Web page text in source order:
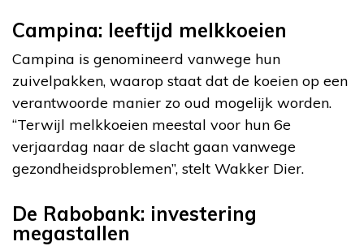
Campina: leeftijd melkkoeien
Campina is genomineerd vanwege hun
zuivelpakken, waarop staat dat de koeien op een
verantwoorde manier zo oud mogelijk worden.
“Terwijl melkkoeien meestal voor hun 6e
verjaardag naar de slacht gaan vanwege
gezondheidsproblemen”, stelt Wakker Dier.
De Rabobank: investering
megastallen